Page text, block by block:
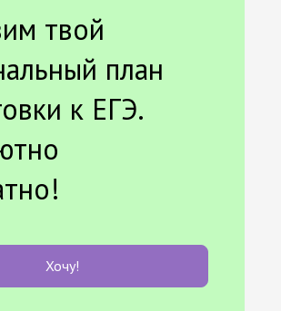
твой
план
к ЕГЭ.
Хочу!